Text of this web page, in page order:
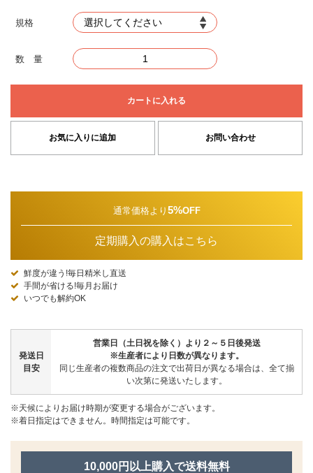
規格
数 量
カートに入れる
お気に入りに追加 お問い合わせ
通常価格より 5%OFF
定期購入の購入はこちら
鮮度が違う!毎日精米し直送
手間が省ける!毎月お届け
いつでも解約OK
発送日
目安
営業日（土日祝を除く）より２～５日後発送
※生産者により日数が異なります。
同じ生産者の複数商品の注文で出荷日が異なる場合は、全て揃
い次第に発送いたします。
※天候によりお届け時期が変更する場合がございます。
※着日指定はできません。時間指定は可能です。
10,000円以上購入で送料無料